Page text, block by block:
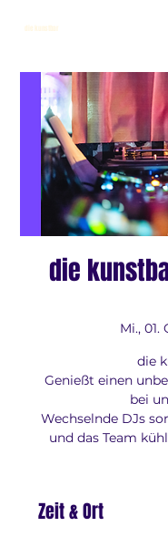
die kunstbar
die
Mi., 01.
die
Genießt einen
bei
Wechselnde DJs
und das Team
Zeit & Ort